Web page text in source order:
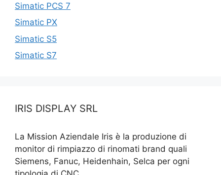
Simatic PCS 7
Simatic PX
Simatic S5
Simatic S7
IRIS DISPLAY SRL
La Mission Aziendale Iris è la produzione di
monitor di rimpiazzo di rinomati brand quali
Siemens, Fanuc, Heidenhain, Selca per ogni